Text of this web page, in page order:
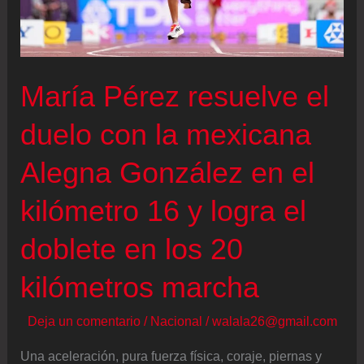
el
oro,
lo
pero
tuve
María Pérez resuelve el
duelo con la mexicana
Alegna González en el
kilómetro 16 y logra el
doblete en los 20
kilómetros marcha
Deja un comentario / Nacional /walala26@gmail.com
Una aceleración, pura fuerza física, coraje, piernas y